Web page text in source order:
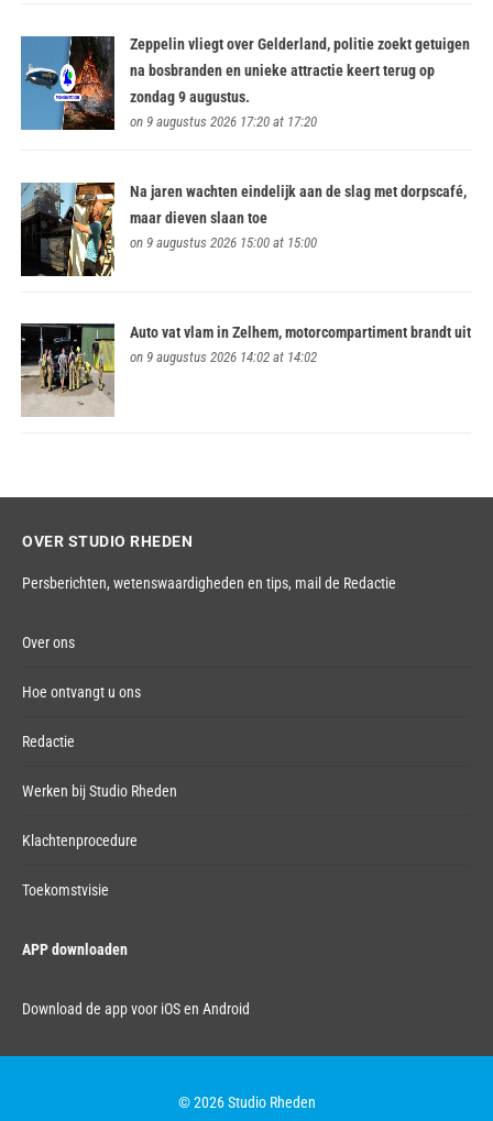
Zeppelin vliegt over Gelderland, politie zoekt getuigen
na bosbranden en unieke attractie keert terug op
zondag 9 augustus.
on 9 augustus 2026 17:20 at 17:20
Na jaren wachten eindelijk aan de slag met dorpscafé,
maar dieven slaan toe
on 9 augustus 2026 15:00 at 15:00
Auto vat vlam in Zelhem, motorcompartiment brandt uit
on 9 augustus 2026 14:02 at 14:02
OVER STUDIO RHEDEN
Persberichten, wetenswaardigheden en tips, mail de Redactie
Over ons
Hoe ontvangt u ons
Redactie
Werken bij Studio Rheden
Klachtenprocedure
Toekomstvisie
APP downloaden
Download de app voor iOS en Android
© 2026 Studio Rheden